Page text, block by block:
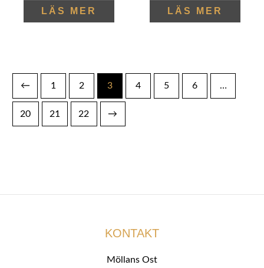
LÄS MER LÄS MER
← 1 2 3 4 5 6 …
20 21 22 →
KONTAKT
Möllans Ost